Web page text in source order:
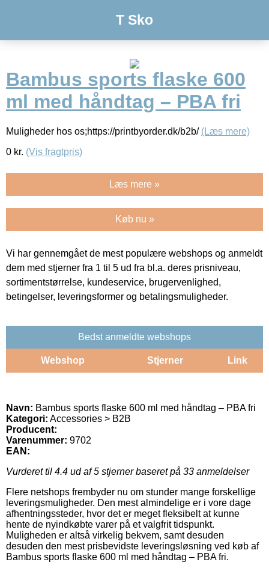
T Sko
Bambus sports flaske 600
ml med håndtag – PBA fri
Muligheder hos os;https://printbyorder.dk/b2b/ (Læs mere)
0 kr. (Vis fragtpris)
Læs mere »
Køb nu »
Vi har gennemgået de mest populære webshops og anmeldt
dem med stjerner fra 1 til 5 ud fra bl.a. deres prisniveau,
sortimentstørrelse, kundeservice, brugervenlighed,
betingelser, leveringsformer og betalingsmuligheder.
Bedst anmeldte webshops
Webshop Stjerner Link
Navn: Bambus sports flaske 600 ml med håndtag – PBA fri
Kategori: Accessories > B2B
Producent:
Varenummer: 9702
EAN:
Vurderet til 4.4 ud af 5 stjerner baseret på 33 anmeldelser
Flere netshops frembyder nu om stunder mange forskellige
leveringsmuligheder. Den mest almindelige er i vore dage
afhentningssteder, hvor det er meget fleksibelt at kunne
hente de nyindkøbte varer på et valgfrit tidspunkt.
Muligheden er altså virkelig bekvem, samt desuden
desuden den mest prisbevidste leveringsløsning ved køb af
Bambus sports flaske 600 ml med håndtag – PBA fri.